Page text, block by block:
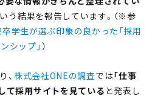
う結果を報告しています。（※参
学生が選ぶ印象の良かった「採用
シップ」 ）
、 株式会社ONEの調査では「仕事
て採用サイトを見ている と発表し